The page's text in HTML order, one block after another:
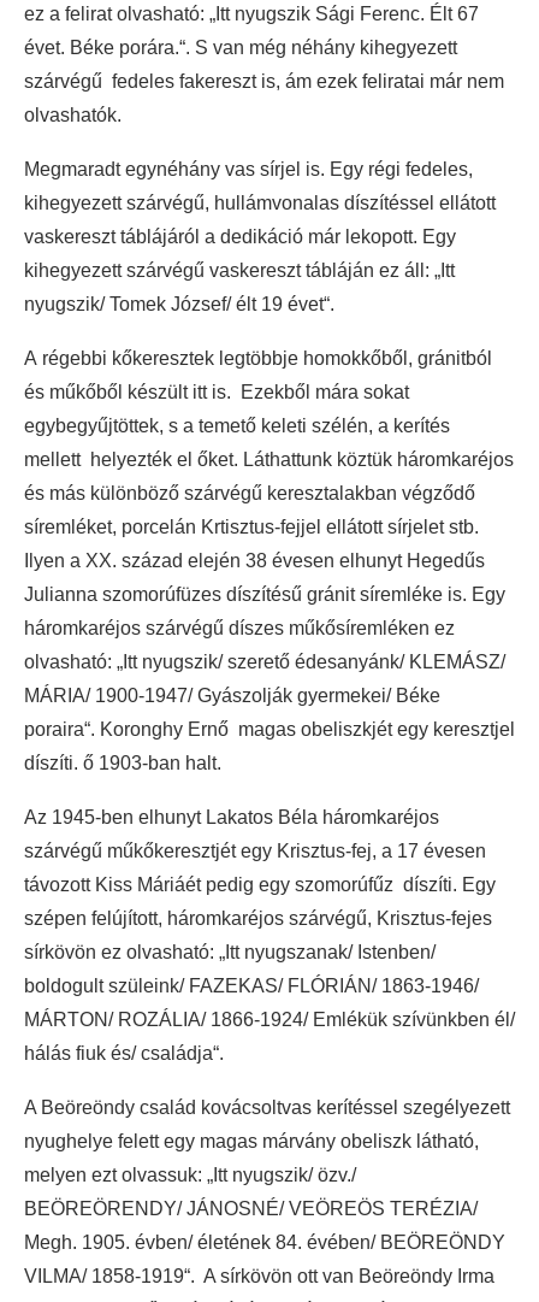
ez a felirat olvasható: „Itt nyugszik Sági Ferenc. Élt 67
évet. Béke porára.“. S van még néhány kihegyezett
szárvégű fedeles fakereszt is, ám ezek feliratai már nem
olvashatók.
Megmaradt egynéhány vas sírjel is. Egy régi fedeles,
kihegyezett szárvégű, hullámvonalas díszítéssel ellátott
vaskereszt táblájáról a dedikáció már lekopott. Egy
kihegyezett szárvégű vaskereszt tábláján ez áll: „Itt
nyugszik/ Tomek József/ élt 19 évet“.
A régebbi kőkeresztek legtöbbje homokkőből, gránitból
és műkőből készült itt is. Ezekből mára sokat
egybegyűjtöttek, s a temető keleti szélén, a kerítés
mellett helyezték el őket. Láthattunk köztük háromkaréjos
és más különböző szárvégű keresztalakban végződő
síremléket, porcelán Krtisztus-fejjel ellátott sírjelet stb.
Ilyen a XX. század elején 38 évesen elhunyt Hegedűs
Julianna szomorúfüzes díszítésű gránit síremléke is. Egy
háromkaréjos szárvégű díszes műkősíremléken ez
olvasható: „Itt nyugszik/ szerető édesanyánk/ KLEMÁSZ/
MÁRIA/ 1900-1947/ Gyászolják gyermekei/ Béke
poraira“. Koronghy Ernő magas obeliszkjét egy keresztjel
díszíti. ő 1903-ban halt.
Az 1945-ben elhunyt Lakatos Béla háromkaréjos
szárvégű műkőkeresztjét egy Krisztus-fej, a 17 évesen
távozott Kiss Máriáét pedig egy szomorúfűz díszíti. Egy
szépen felújított, háromkaréjos szárvégű, Krisztus-fejes
sírkövön ez olvasható: „Itt nyugszanak/ Istenben/
boldogult szüleink/ FAZEKAS/ FLÓRIÁN/ 1863-1946/
MÁRTON/ ROZÁLIA/ 1866-1924/ Emlékük szívünkben él/
hálás fiuk és/ családja“.
A Beöreöndy család kovácsoltvas kerítéssel szegélyezett
nyughelye felett egy magas márvány obeliszk látható,
melyen ezt olvassuk: „Itt nyugszik/ özv./
BEÖREÖRENDY/ JÁNOSNÉ/ VEÖREÖS TERÉZIA/
Megh. 1905. évben/ életének 84. évében/ BEÖREÖNDY
VILMA/ 1858-1919“. A sírkövön ott van Beöreöndy Irma